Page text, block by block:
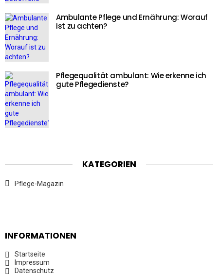
Ambulante Pflege und Ernährung: Worauf
ist zu achten?
Pflegequalität ambulant: Wie erkenne ich
gute Pflegedienste?
KATEGORIEN
Pflege-Magazin
INFORMATIONEN
Startseite
Impressum
Datenschutz